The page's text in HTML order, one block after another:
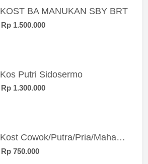
KOST BA MANUKAN SBY BRT
Rp 1.500.000
Kos Putri Sidosermo
Rp 1.300.000
Kost Cowok/Putra/Pria/Mahasiswa/Karyawan SIngle eksklusif bangunan baru
Rp 750.000